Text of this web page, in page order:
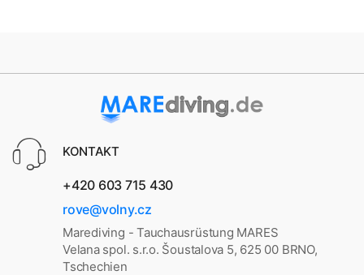
KONTAKT
+420 603 715 430
rove@volny.cz
Marediving - Tauchausrüstung MARES
Velana spol. s.r.o. Šoustalova 5, 625 00 BRNO,
Tschechien